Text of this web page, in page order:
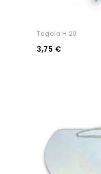
Tegola H 20
3,75 €